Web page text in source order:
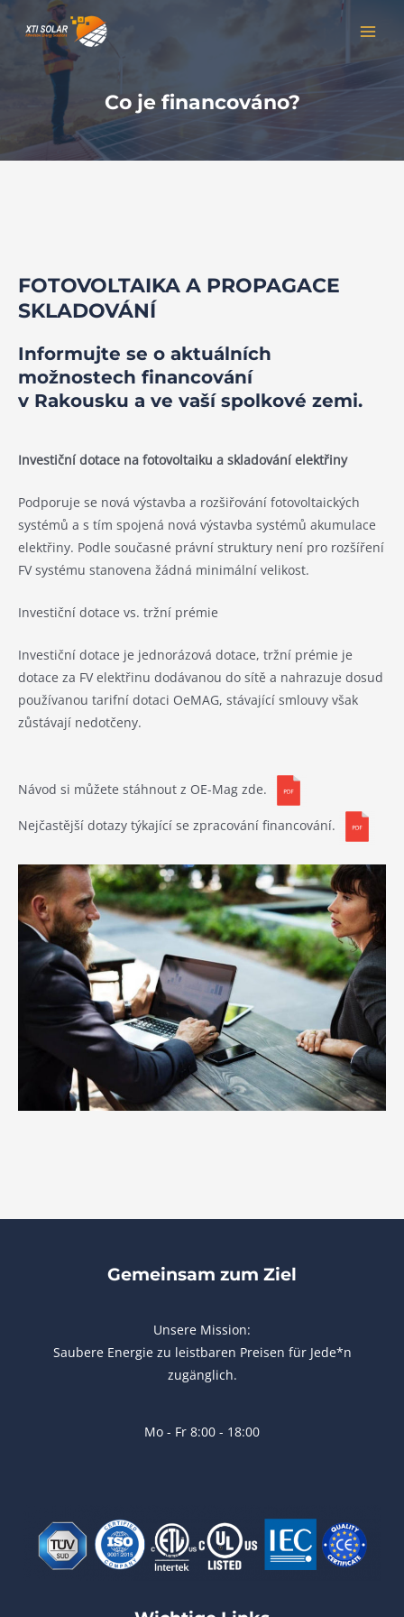
Přeskočit
Co je financováno?
FOTOVOLTAIKA A PROPAGACE
SKLADOVÁNÍ
Informujte se o aktuálních
možnostech financování
v Rakousku a ve vaší spolkové zemi.
Investiční dotace na fotovoltaiku a skladování elektřiny
Podporuje se nová výstavba a rozšiřování fotovoltaických
systémů a s tím spojená nová výstavba systémů akumulace
elektřiny. Podle současné právní struktury není pro rozšíření
FV systému stanovena žádná minimální velikost.
Investiční dotace vs. tržní prémie
Investiční dotace je jednorázová dotace, tržní prémie je
dotace za FV elektřinu dodávanou do sítě a nahrazuje dosud
používanou tarifní dotaci OeMAG, stávající smlouvy však
zůstávají nedotčeny.
Návod si můžete stáhnout z OE-Mag zde.
Nejčastější dotazy týkající se zpracování financování.
Gemeinsam zum Ziel
Unsere Mission:
Saubere Energie zu leistbaren Preisen für Jede*n
zugänglich.
Mo - Fr 8:00 - 18:00